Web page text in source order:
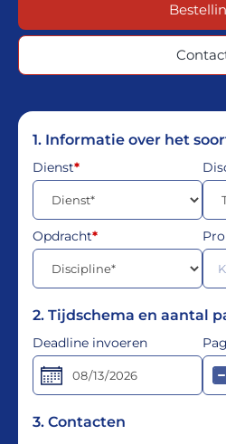
1. Informatie over het
Dienst*
Opdracht*
2. Tijdschema en aantal
Deadline invoeren
3. Contacten